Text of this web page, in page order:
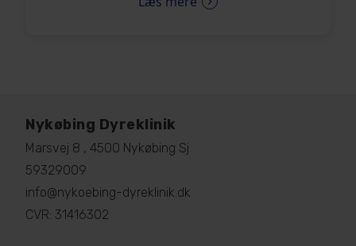
Nykøbing Dyreklinik
Marsvej 8 , 4500 Nykøbing Sj
59329009
info@nykoebing-dyreklinik.dk
CVR: 31416302